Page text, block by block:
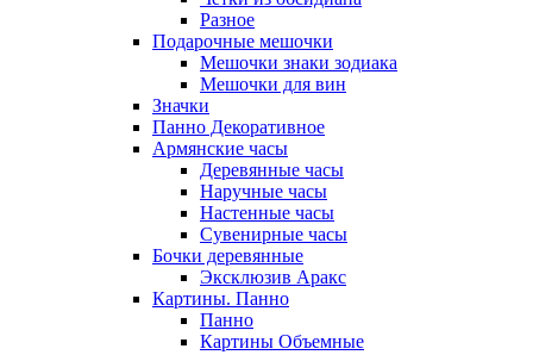
Разное
Подарочные мешочки
Мешочки знаки зодиака
Мешочки для вин
Значки
Панно Декоративное
Армянские часы
Деревянные часы
Наручные часы
Настенные часы
Сувенирные часы
Бочки деревянные
Эксклюзив Аракс
Картины. Панно
Панно
Картины Объемные